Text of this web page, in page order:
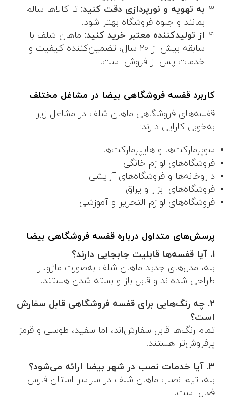
به تهویه و نورپردازی دقت کنید: تا کالاها سالم
بمانند و جلوه فروشگاه بهتر شود.
از تولیدکننده معتبر خرید کنید: ماهان شلف با
سابقه بیش از 20 سال، تضمین‌کننده کیفیت و
خدمات پس از فروش است.
کاربرد قفسه فروشگاهی بیضا در مشاغل مختلف
قفسه‌های فروشگاهی ماهان شلف در مشاغل زیر
به‌خوبی کارایی دارند:
سوپرمارکت‌ها و هایپرمارکت‌ها
فروشگاه‌های لوازم خانگی
داروخانه‌ها و فروشگاه‌های آرایشی
فروشگاه‌های ابزار و یراق
فروشگاه‌های لوازم التحریر و آموزشی
پرسش‌های متداول درباره قفسه فروشگاهی بیضا
1. آیا قفسه‌ها قابلیت جابجایی دارند؟
بله، مدل‌های جدید ماهان شلف به‌صورت ماژولار
طراحی شده‌اند و قابل باز و بسته شدن هستند.
2. چه رنگ‌هایی برای قفسه فروشگاهی قابل سفارش
است؟
تمام رنگ‌ها قابل سفارش‌اند، اما سفید، طوسی و قرمز
پرفروش‌تر هستند.
3. آیا خدمات نصب در شهر بیضا ارائه می‌شود؟
بله، تیم نصب ماهان شلف در سراسر استان فارس
فعال است.